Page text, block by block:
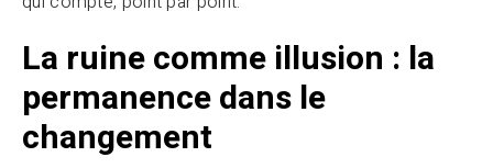
La ruine comme illusion : la
permanence dans le
changement